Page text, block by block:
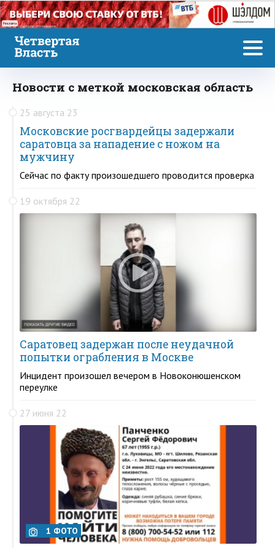
Реклама
Новости с меткой московская область
25 августа 23
Московские росгвардейцы задержали
саратовца за нападение с ножом на
мужчину
Сейчас по факту произошедшего проводится проверка
19 октября 22
Саратовец задержан после неудачной
попытки ограбления в Москве
Инцидент произошел вечером в Новоконюшенском
переулке
27 июня 22
1 ФОТО